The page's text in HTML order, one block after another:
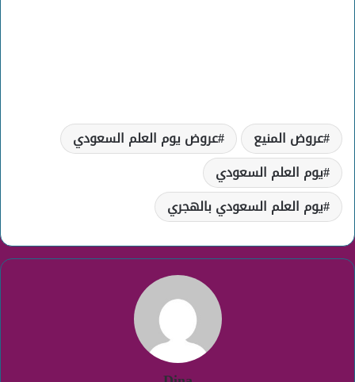
عروض المنيع
عروض يوم العلم السعودي
يوم العلم السعودي
يوم العلم السعودي بالهجري